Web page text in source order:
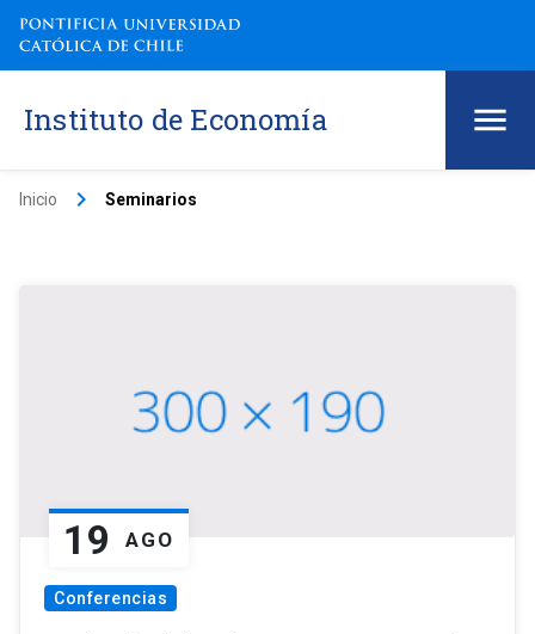
Instituto de Economía
Inicio keyboard_arrow_right Seminarios
19 AGO
Conferencias